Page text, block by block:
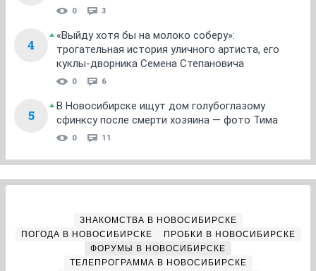
0 3
4
«Выйду хотя бы на молоко соберу»:
трогательная история уличного артиста, его
куклы-дворника Семена Степановича
0 6
5
В Новосибирске ищут дом голубоглазому
сфинксу после смерти хозяина — фото Тима
0 11
ЗНАКОМСТВА В НОВОСИБИРСКЕ
ПОГОДА В НОВОСИБИРСКЕ
ПРОБКИ В НОВОСИБИРСКЕ
ФОРУМЫ В НОВОСИБИРСКЕ
ТЕЛЕПРОГРАММА В НОВОСИБИРСКЕ